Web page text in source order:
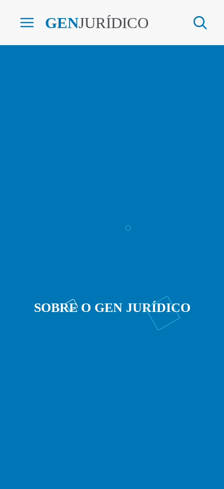
GENJURÍDICO
SOBRE O GEN JURÍDICO